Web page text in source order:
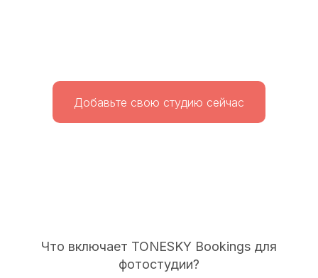
Добавьте свою студию сейчас
Что включает TONESKY Bookings для
фотостудии?